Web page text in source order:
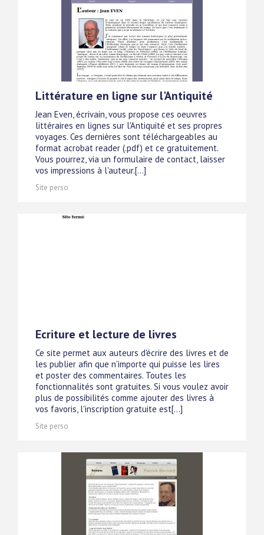
Littérature en ligne sur l'Antiquité
Jean Even, écrivain, vous propose ces oeuvres
littéraires en lignes sur l'Antiquité et ses propres
voyages. Ces dernières sont téléchargeables au
format acrobat reader (.pdf) et ce gratuitement.
Vous pourrez, via un formulaire de contact, laisser
vos impressions à l'auteur.[...]
Site perso
Ecriture et lecture de livres
Ce site permet aux auteurs d'écrire des livres et de
les publier afin que n'importe qui puisse les lires
et poster des commentaires. Toutes les
fonctionnalités sont gratuites. Si vous voulez avoir
plus de possibilités comme ajouter des livres à
vos favoris, l'inscription gratuite est[...]
Site perso